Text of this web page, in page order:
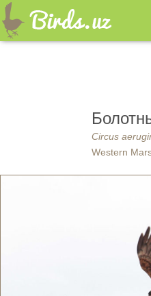
Circus
Western